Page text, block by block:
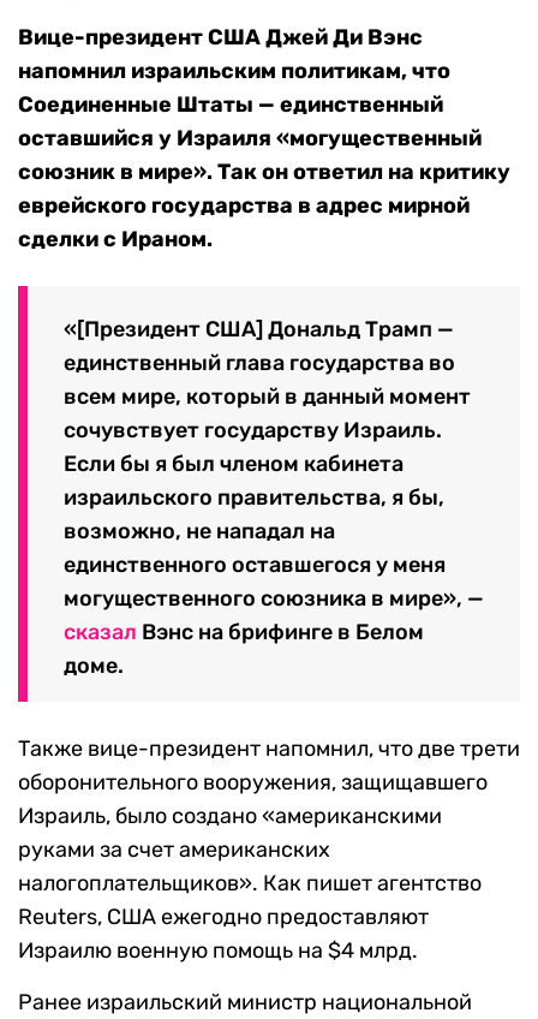
Вице-президент США Джей Ди Вэнс
напомнил израильским политикам, что
Соединенные Штаты — единственный
оставшийся у Израиля «могущественный
союзник в мире». Так он ответил на критику
еврейского государства в адрес мирной
сделки с Ираном.
«[Президент США] Дональд Трамп —
единственный глава государства во
всем мире, который в данный момент
сочувствует государству Израиль.
Если бы я был членом кабинета
израильского правительства, я бы,
возможно, не нападал на
единственного оставшегося у меня
могущественного союзника в мире», —
сказал Вэнс на брифинге в Белом
доме.
Также вице-президент напомнил, что две трети
оборонительного вооружения, защищавшего
Израиль, было создано «американскими
руками за счет американских
налогоплательщиков». Как пишет агентство
Reuters, США ежегодно предоставляют
Израилю военную помощь на $4 млрд.
Ранее израильский министр национальной